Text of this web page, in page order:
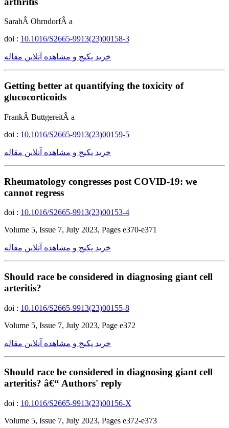
SarahÂ OhrndorfÂ a
doi : 10.1016/S2665-9913(23)00158-3
خرید پکیج و مشاهده آنلاین مقاله
Getting better at quantifying the toxicity of
glucocorticoids
FrankÂ ButtgereitÂ a
doi : 10.1016/S2665-9913(23)00159-5
خرید پکیج و مشاهده آنلاین مقاله
Rheumatology congresses post COVID-19: we
cannot regress
doi : 10.1016/S2665-9913(23)00153-4
Volume 5, Issue 7, July 2023, Pages e370-e371
خرید پکیج و مشاهده آنلاین مقاله
Should race be considered in diagnosing giant cell
arteritis?
doi : 10.1016/S2665-9913(23)00155-8
Volume 5, Issue 7, July 2023, Page e372
خرید پکیج و مشاهده آنلاین مقاله
Should race be considered in diagnosing giant cell
arteritis? â€“ Authors' reply
doi : 10.1016/S2665-9913(23)00156-X
Volume 5, Issue 7, July 2023, Pages e372-e373